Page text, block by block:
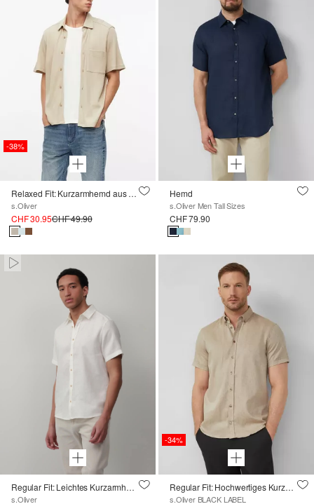
-38%
Relaxed Fit: Kurzarmhemd aus Waffelpiqué
s.Oliver
CHF 30.95CHF 49.90
Hemd
s.Oliver Men Tall Sizes
CHF 79.90
Paused • Muted
Regular Fit: Leichtes Kurzarmhemd aus 100% Leinen
s.Oliver
-34%
Regular Fit: Hochwertiges Kurzarm-Hemd aus Leinenmix
s.Oliver BLACK LABEL